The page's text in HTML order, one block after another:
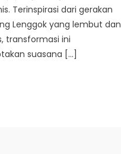
Terinspirasi dari gerakan
Lenggok yang lembut dan
transformasi ini
suasana […]